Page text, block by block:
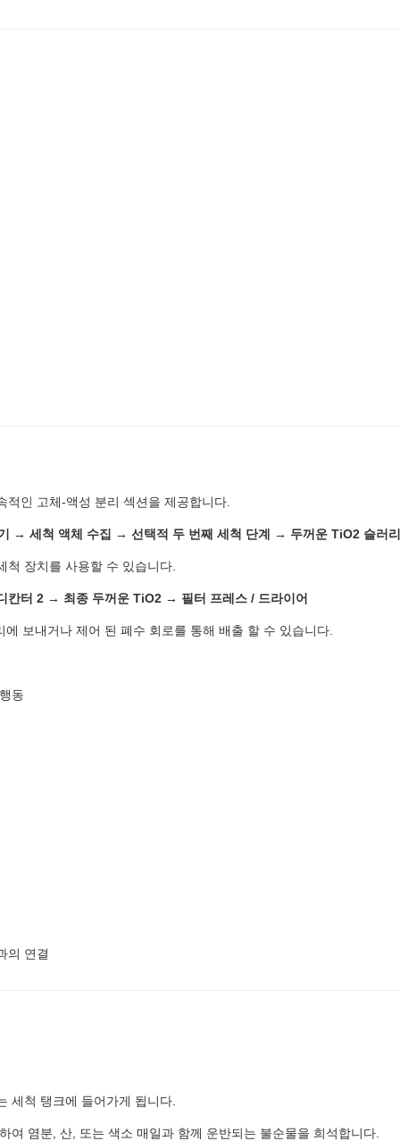
인 고체-액성 분리 섹션을 제공합니다.
→ 세척 액체 수집 → 선택적 두 번째 세척 단계 → 두꺼운 TiO2 슬러
장치를 사용할 수 있습니다.
터 2 → 최종 두꺼운 TiO2 → 필터 프레스 / 드라이어
보내거나 제어 된 폐수 회로를 통해 배출 할 수 있습니다.
동
의 연결
세척 탱크에 들어가게 됩니다.
염분, 산, 또는 색소 매일과 함께 운반되는 불순물을 희석합니다.